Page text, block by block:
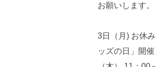
お願いします。
3日（月) お休
ッズの日」開